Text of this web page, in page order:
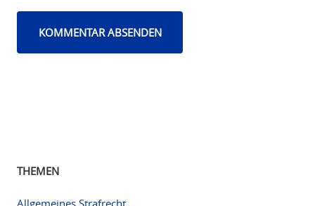
THEMEN
Allgemeines Strafrecht